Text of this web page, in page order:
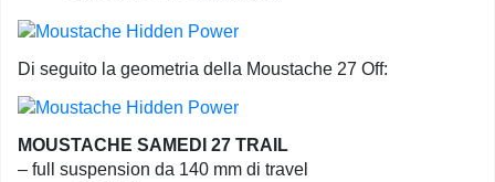
Di seguito la geometria della Moustache 27 Off:
MOUSTACHE SAMEDI 27 TRAIL
– full suspension da 140 mm di travel